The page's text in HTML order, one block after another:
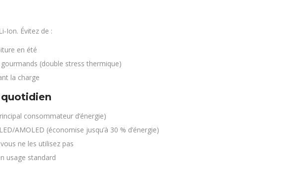
Ion. Évitez de :
en été
(double stress thermique)
la charge
consommateur d’énergie)
AMOLED (économise jusqu’à 30 % d’énergie)
ne les utilisez pas
usage standard